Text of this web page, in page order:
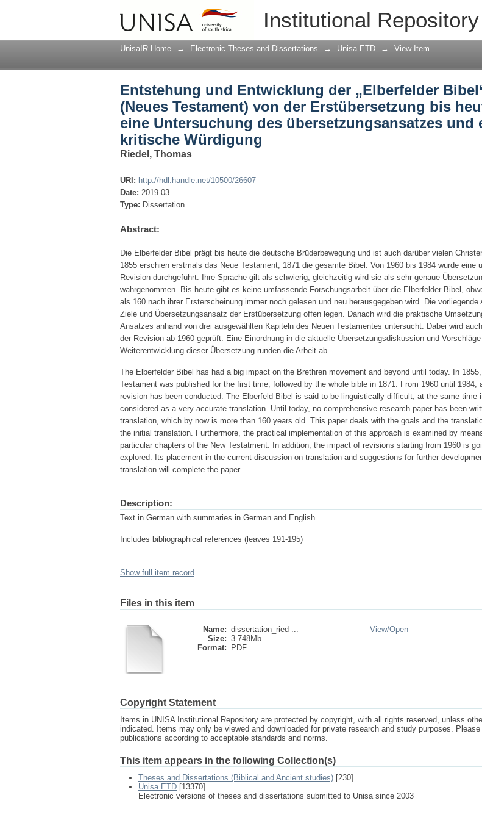
Institutional Repository
Entstehung und Entwicklung der „Elberfelder
Erstübersetzung bis heute: eine Untersuchung des
eine kritische Würdigung
UnisaIR Home → Electronic Theses and Dissertations → Unisa ETD → View Item
Entstehung und Entwicklung der „Elberfelder
(Neues Testament) von der Erstübersetzung bis
eine Untersuchung des übersetzungsansatzes und
kritische Würdigung
Riedel, Thomas
URI: http://hdl.handle.net/10500/26607
Date: 2019-03
Type: Dissertation
Abstract:
Die Elberfelder Bibel prägt bis heute die deutsche Brüderbewegung und ist auch darüber vielen
1855 erschien erstmals das Neue Testament, 1871 die gesamte Bibel. Von 1960 bis 1984 wurde eine
Revision durchgeführt. Ihre Sprache gilt als schwierig, gleichzeitig wird sie als sehr genaue
wahrgenommen. Bis heute gibt es keine umfassende Forschungsarbeit über die Elberfelder Bibel,
als 160 nach ihrer Ersterscheinung immer noch gelesen und neu herausgegeben wird. Die vorliegende
Ziele und Übersetzungsansatz der Erstübersetzung offen legen. Danach wird die praktische
Ansatzes anhand von drei ausgewählten Kapiteln des Neuen Testamentes untersucht. Dabei wird
der Revision ab 1960 geprüft. Eine Einordnung in die aktuelle Übersetzungsdiskussion und
Weiterentwicklung dieser Übersetzung runden die Arbeit ab.
The Elberfelder Bibel has had a big impact on the Brethren movement and beyond until today. In
Testament was published for the first time, followed by the whole bible in 1871. From 1960 until 1984,
revision has been conducted. The Elberfeld Bibel is said to be linguistically difficult; at the same time
considered as a very accurate translation. Until today, no comprehensive research paper has been
translation, which by now is more than 160 years old. This paper deals with the goals and the
the initial translation. Furthermore, the practical implementation of this approach is examined by
particular chapters of the New Testatment. In addition, the impact of revisions starting from 1960 is
explored. Its placement in the current discussion on translation and suggestions for further
translation will complete the paper.
Description:
Text in German with summaries in German and English
Includes bibliographical references (leaves 191-195)
Show full item record
Files in this item
Name: dissertation_ried ...
Size: 3.748Mb
Format:
PDF
View/Open
Copyright Statement
Items in UNISA Institutional Repository are protected by copyright, with all rights reserved, unless
indicated. Items may only be viewed and downloaded for private research and study purposes.
publications according to acceptable standards and norms.
This item appears in the following Collection(s)
Theses and Dissertations (Biblical and Ancient studies) [230]
Unisa ETD [13370]
Electronic versions of theses and dissertations submitted to Unisa since 2003